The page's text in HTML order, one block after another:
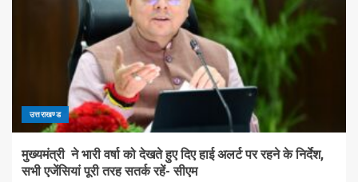
उत्तराखण्ड
मुख्यमंत्री ने भारी वर्षा को देखते हुए दिए हाई अलर्ट पर रहने के निर्देश,
सभी एजेंसियां पूरी तरह सतर्क रहें- सीएम